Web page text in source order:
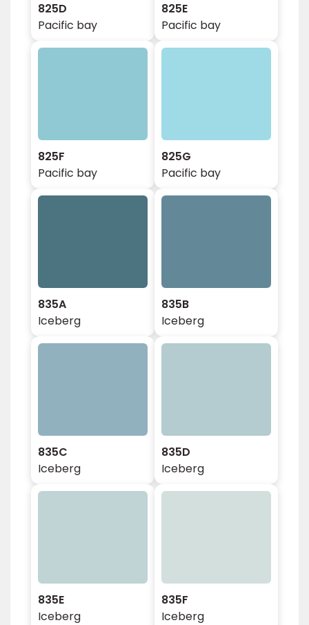
825D
Pacific bay
825E
Pacific bay
825F
Pacific bay
825G
Pacific bay
835A
Iceberg
835B
Iceberg
835C
Iceberg
835D
Iceberg
835E
Iceberg
835F
Iceberg